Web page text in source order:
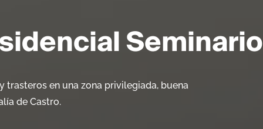
Seminario
trasteros en una zona privilegiada, buena
de Castro.